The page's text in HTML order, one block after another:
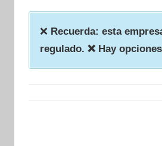
❌ Recuerda: esta
regulado. ❌ Hay